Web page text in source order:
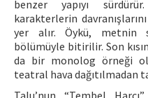
benzer yapıyı
karakterlerin
yer alır. Öykü, metnin
bölümüyle bitirilir. Son
da bir monolog örneği
teatral hava dağıtılmadan
Talu’nun “Tembel